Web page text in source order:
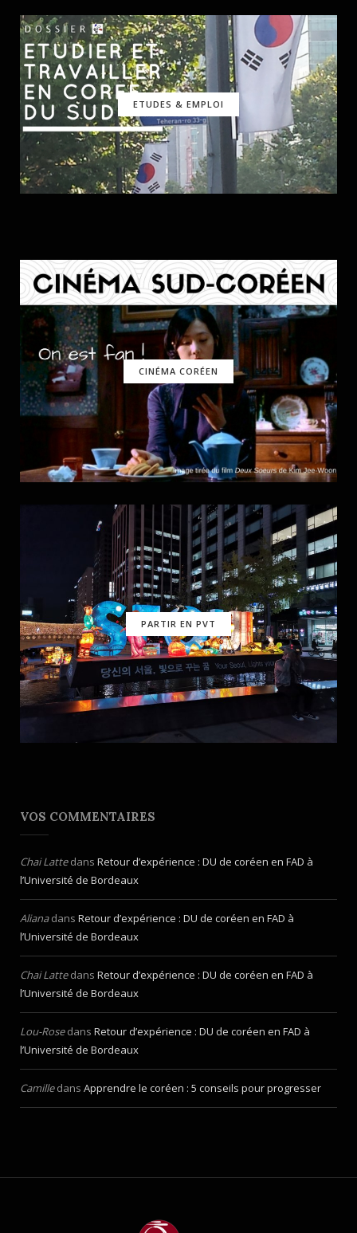
ETUDES & EMPLOI
CINÉMA CORÉEN
PARTIR EN PVT
VOS COMMENTAIRES
Chai Lattedans Retour d’expérience : DU de coréen en FAD à
l’Université de Bordeaux
Alianadans Retour d’expérience : DU de coréen en FAD à
l’Université de Bordeaux
Chai Lattedans Retour d’expérience : DU de coréen en FAD à
l’Université de Bordeaux
Lou-Rosedans Retour d’expérience : DU de coréen en FAD à
l’Université de Bordeaux
Camilledans Apprendre le coréen : 5 conseils pour progresser